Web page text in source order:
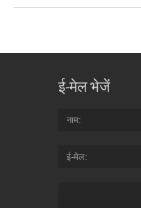
ई-मेल भेजें
नाम
ई-मेल